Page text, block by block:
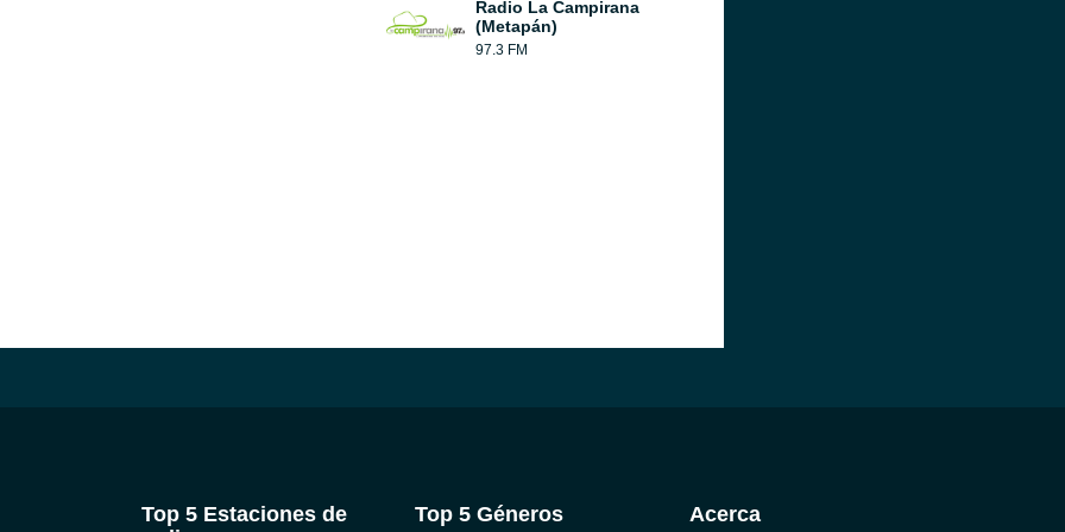
Radio La Campirana
(Metapán)
97.3 FM
Top 5 Estaciones de
Top 5 Géneros Acerca